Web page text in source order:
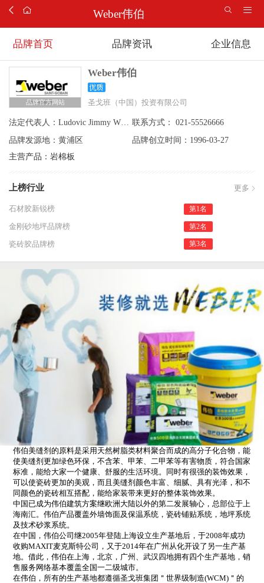
Weber伟伯
品牌首页 品牌资讯 企业信息
品牌官方网站
Weber伟伯
圣戈班（中国）投资有限公司
法定代表人：Ludovic Jimmy WEBER 联系方式：
021-55526666
品牌发源地：黄浦区 品牌创立时间： 1996-03-27
主营产品：岩棉板
上榜行业 更多
石材胶新锐榜 第1名
金刚砂地坪品牌榜 第2名
瓷砖胶品牌榜 第3名
伟伯美缝剂的原料是采用天然树脂类材料聚合而成的高分子化合物，能
使美缝剂更加绿色环保，不含苯、甲苯、二甲苯等有害物质，符合国家
标准，能给大家一个健康、舒服的生活环境。同时有很强的装饰效果，
可以使瓷砖更加的美观，而且美缝剂颜色丰富、细腻、具有光泽，和不
同颜色的瓷砖相互搭配，能给家装带来更好的整体装饰效果。
中国已成为伟伯建筑方案继欧洲大陆以外的第二发展轴心，总部位于上
海南汇。伟伯产品覆盖外墙饰面及保温系统，瓷砖铺贴系统，地坪系统
及技术砂浆系统。
在中国，伟伯公司继2005年登陆上海设立生产基地后，于2008年成功
收购MAXIT麦克斯特公司，又于2014年在广州从化开设了另一生产基
地。借此，伟伯在上海，北京，广州、武汉四地拥有四个生产基地，销
售服务网络基本覆盖全国一二级城市。
在伟伯，所有的生产基地都遵循圣戈班集团＂世界级制造(WCM)＂的